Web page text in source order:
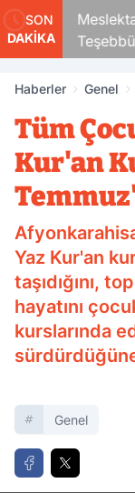
SON
DAKİKA
Haberler Genel
Tüm
Kur'an
Yaz Kur'an
taşıdığını,
hayatını
kurslarında
Genel